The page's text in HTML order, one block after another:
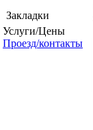
Закладки
Услуги/Цены
Проезд/контакты